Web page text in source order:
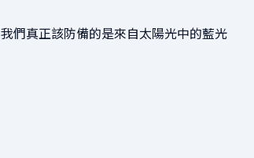
我們真正該防備的是來自太陽光中的藍光